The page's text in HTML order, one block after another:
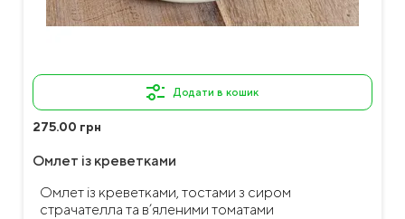
Додати в кошик
275.00 грн
Омлет із креветками
Омлет із креветками, тостами з сиром
страчателла та в’яленими томатами